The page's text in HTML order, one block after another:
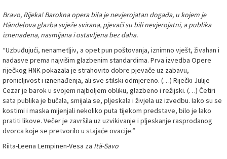
Bravo, Rijeka! Barokna opera bila je nevjerojatan događa, u kojem je
Händelova glazba svježe svirana, pjevači su bili nevjerojatni, a publika
iznenađena, nasmijana i ostavljena bez daha.
“Uzbuđujući, nenametljiv, a opet pun poštovanja, iznimno vješt, živahan i
nadasve prema najvišim glazbenim standardima. Prva izvedba Opere
riječkog HNK pokazala je strahovito dobre pjevače uz zabavu,
pronicljivost i iznenađenja, ali sve stilski odmjereno. (…) Riječki Julije
Cezar je barok u svojem najboljem obliku, glazbeno i režijski. (…) Četiri
sata publika je bučala, smijala se, pljeskala i živjela uz izvedbu. Iako su se
kostimi i maska mijenjali nekoliko puta tijekom predstave, bilo je lako
pratiti likove. Večer je završila uz uzvikivanje i pljeskanje rasprodanog
dvorca koje se pretvorilo u stajaće ovacije.”
Riita-Leena Lempinen-Vesa za Itä-Savo